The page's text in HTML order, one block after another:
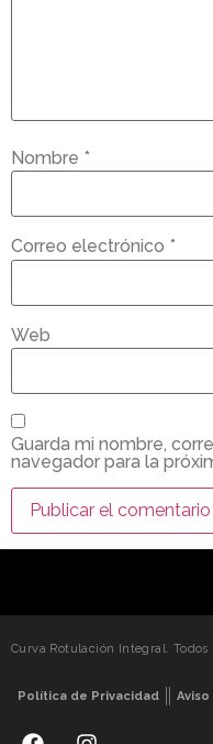
Nombre *
Correo electrónico *
Web
Guarda mi nombre,
navegador para la
Curva Rotulación Integral.
Política de Privacidad